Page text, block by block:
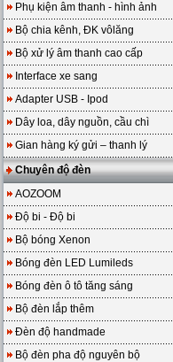
Phụ kiện âm thanh - hình ảnh
Bộ chia kênh, ĐK vôlăng
Bộ xử lý âm thanh cao cấp
Interface xe sang
Adapter USB - Ipod
Dây loa, dây nguồn, cầu chì
Gian hàng ký gửi – thanh lý
Chuyên độ đèn
AOZOOM
Độ bi - Độ bi
Bộ bóng Xenon
Bóng đèn LED Lumileds
Bóng đèn ô tô tăng sáng
Bộ đèn lắp thêm
Đèn độ handmade
Bộ đèn pha độ nguyên bộ